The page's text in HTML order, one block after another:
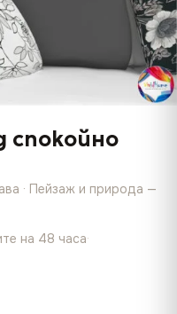
спокойно
· Пейзаж и природа —
на 48 часа·